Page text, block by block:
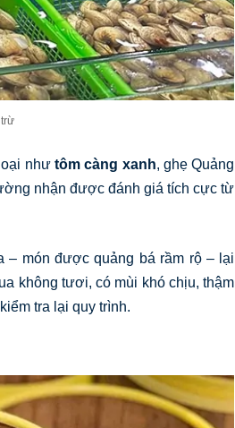
như tôm càng xanh, ghẹ Quảng
nhận được đánh giá tích cực từ
– món được quảng bá rầm rộ – lại
không tươi, có mùi khó chịu, thậm
tra lại quy trình.